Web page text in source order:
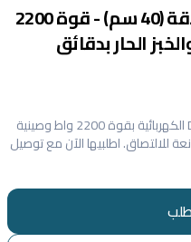
خبازة DSP الكهربائية العملاقة (40 سم) - قوة 2200
الحار بدقائق
اخبزي البيتزا واللحم بعجين ببيتك! خبازة DSP الكهربائية بقوة 2200 واط وصينية
مانعة للالتصاق. اطلبيها الآن مع توصيل